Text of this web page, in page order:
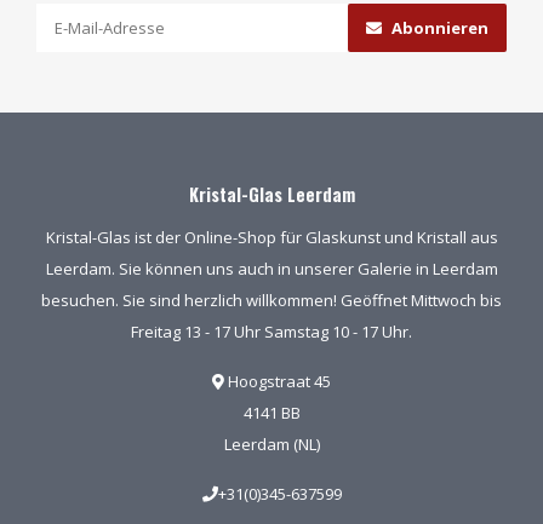
Abonnieren
Kristal-Glas Leerdam
Kristal-Glas ist der Online-Shop für Glaskunst und Kristall aus
Leerdam. Sie können uns auch in unserer Galerie in Leerdam
besuchen. Sie sind herzlich willkommen! Geöffnet Mittwoch bis
Freitag 13 - 17 Uhr Samstag 10 - 17 Uhr.
Hoogstraat 45
4141 BB
Leerdam (NL)
+31(0)345-637599